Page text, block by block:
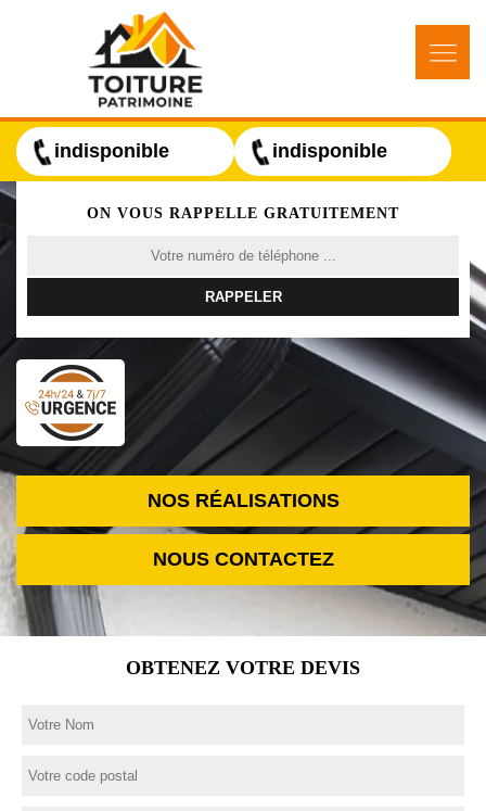
indisponible indisponible
ON VOUS RAPPELLE GRATUITEMENT
NOS RÉALISATIONS
NOUS CONTACTEZ
OBTENEZ VOTRE DEVIS